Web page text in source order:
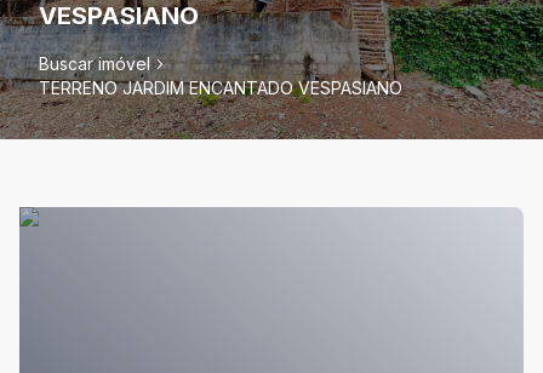
VESPASIANO
Buscar imóvel
TERRENO JARDIM ENCANTADO VESPASIANO